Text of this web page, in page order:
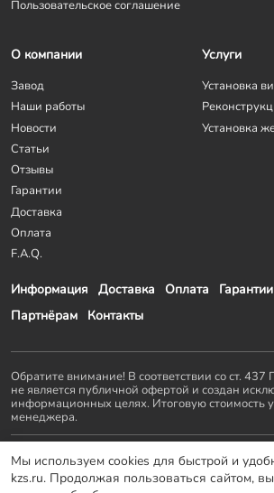
Пользовательское соглашение
Информация Доставка Оплата Гарантии
Партнёрам
Контакты
О компании
Завод
Наши работы
Новости
Статьи
Отзывы
Гарантии
Доставка
Оплата
F.A.Q.
Услуги
Установка
Установка
Обратите внимание! В соответствии со ст.
не является публичной офертой и создан
информационных целях. Итоговую стоимость
менеджера.
Остальные проекты KZS GROUP
Домостроение
Заборы и ворота Септики
Мы используем cookies для быстрой и
kzs.ru. Продолжая пользоваться сайтом,